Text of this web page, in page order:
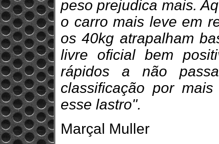
peso prejudica mais.
o carro mais leve em
os 40kg atrapalham
livre oficial bem
rápidos a não
classificação por
esse lastro".
Marçal Muller